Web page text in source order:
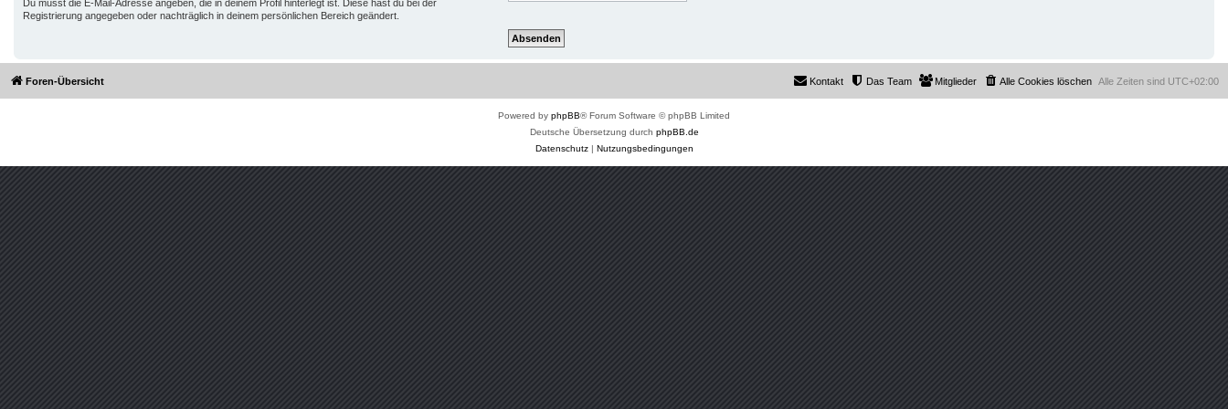
Du musst die E-Mail-Adresse angeben, die in deinem Profil hinterlegt ist. Diese hast du bei der
Registrierung angegeben oder nachträglich in deinem persönlichen Bereich geändert.
Foren-Übersicht Alle Zeiten sind UTC+02:00
Alle Cookies löschen
Mitglieder
Das Team
Kontakt
Powered by phpBB® Forum Software © phpBB Limited
Deutsche Übersetzung durch phpBB.de
Datenschutz| Nutzungsbedingungen